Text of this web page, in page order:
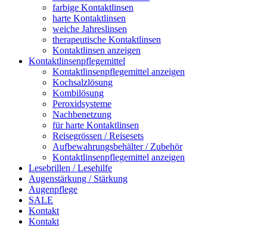
farbige Kontaktlinsen
harte Kontaktlinsen
weiche Jahreslinsen
therapeutische Kontaktlinsen
Kontaktlinsen anzeigen
Kontaktlinsenpflegemittel
Kontaktlinsenpflegemittel anzeigen
Kochsalzlösung
Kombilösung
Peroxidsysteme
Nachbenetzung
für harte Kontaktlinsen
Reisegrössen / Reisesets
Aufbewahrungsbehälter / Zubehör
Kontaktlinsenpflegemittel anzeigen
Lesebrillen / Lesehilfe
Augenstärkung / Stärkung
Augenpflege
SALE
Kontakt
Kontakt